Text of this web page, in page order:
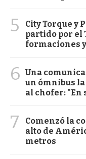
5
City Torque y
partido por el
formaciones
6 Una
un ómnibus
al chofer: "En
7
Comenzó la
alto de
metros